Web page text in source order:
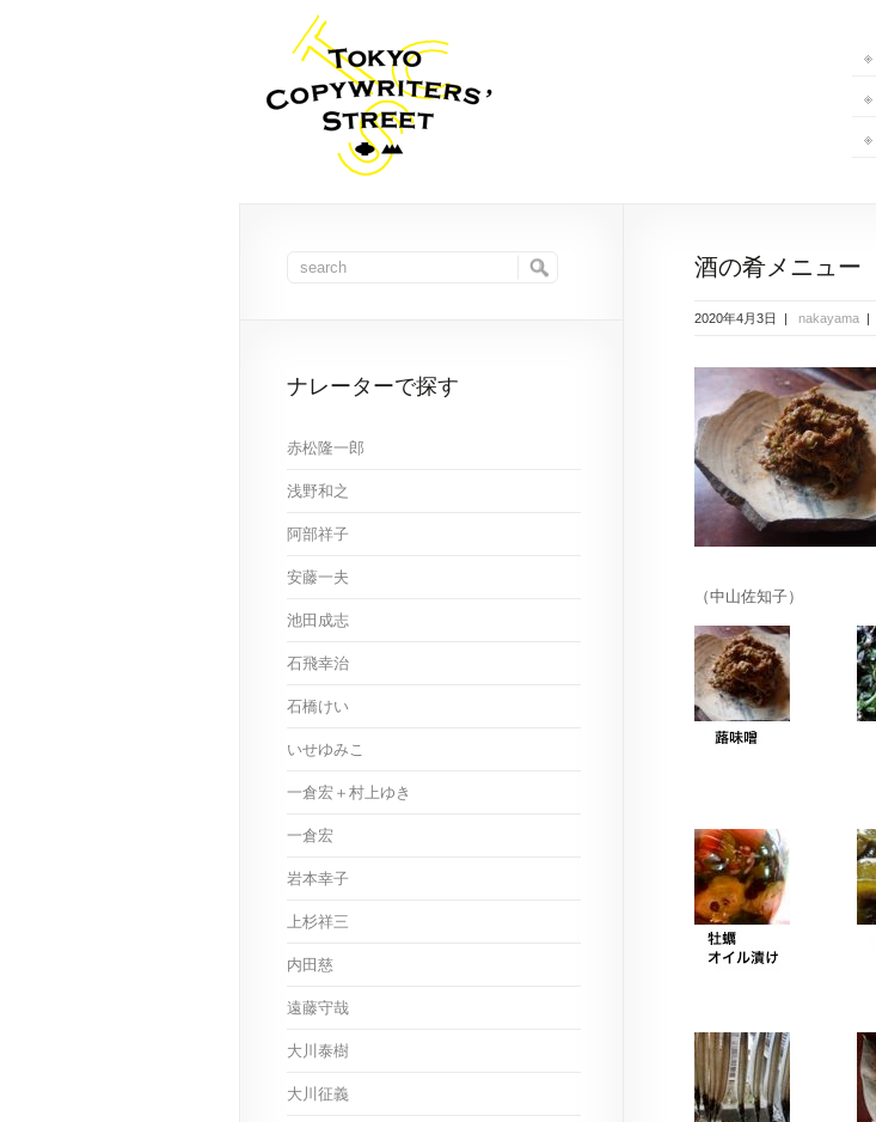
酒の肴メニュー
2020年4月3日 | nakayama |
（中山佐知子）
ナレーターで探す
赤松隆一郎
浅野和之
阿部祥子
安藤一夫
池田成志
石飛幸治
石橋けい
いせゆみこ
一倉宏＋村上ゆき
一倉宏
岩本幸子
上杉祥三
内田慈
遠藤守哉
大川泰樹
大川征義